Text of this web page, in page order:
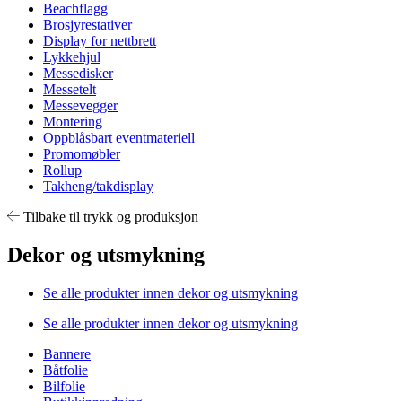
Beachflagg
Brosjyrestativer
Display for nettbrett
Lykkehjul
Messedisker
Messetelt
Messevegger
Montering
Oppblåsbart eventmateriell
Promomøbler
Rollup
Takheng/takdisplay
Tilbake til trykk og produksjon
Dekor og utsmykning
Se alle produkter innen dekor og utsmykning
Se alle produkter innen dekor og utsmykning
Bannere
Båtfolie
Bilfolie